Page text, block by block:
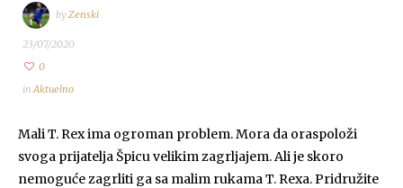
byZenski
23/07/2020
0
in Aktuelno
Mali T. Rex ima ogroman problem. Mora da oraspoloži
svoga prijatelja Špicu velikim zagrljajem. Ali je skoro
nemoguće zagrliti ga sa malim rukama T. Rexa. Pridružite